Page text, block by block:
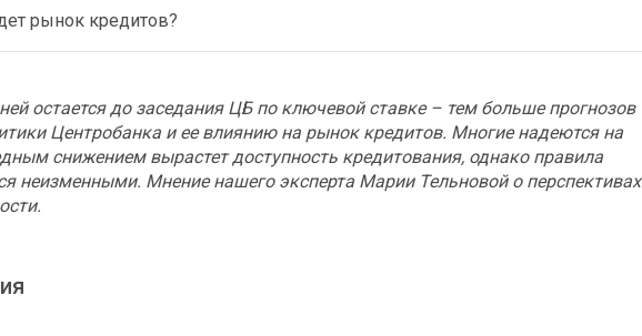
рынок кредитов?
остается до заседания ЦБ по ключевой ставке – тем больше прогнозов
Центробанка и ее влиянию на рынок кредитов. Многие надеются на
снижением вырастет доступность кредитования, однако правила
неизменными. Мнение нашего эксперта Марии Тельновой о перспективах